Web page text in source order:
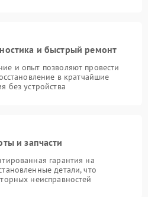
и быстрый ремонт
и опыт позволяют провести
в кратчайшие
без устройства
и запчасти
гарантия на
детали, что
неисправностей